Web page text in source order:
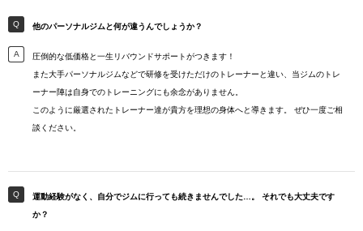
他のパーソナルジムと何が違うんでしょうか？
圧倒的な低価格と一生リバウンドサポートがつきます！
また大手パーソナルジムなどで研修を受けただけのトレーナーと違い、当ジムのトレ
ーナー陣は自身でのトレーニングにも余念がありません。
このように厳選されたトレーナー達が貴方を理想の身体へと導きます。 ぜひ一度ご相
談ください。
運動経験がなく、自分でジムに行っても続きませんでした…。 それでも大丈夫です
か？